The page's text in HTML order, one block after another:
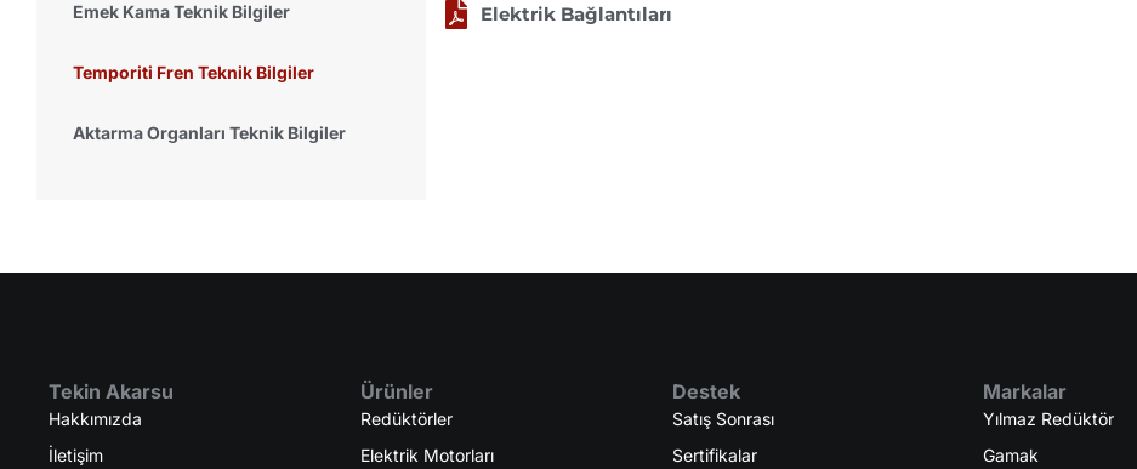
Emek Kama Teknik Bilgiler
Temporiti Fren Teknik Bilgiler
Aktarma Organları Teknik Bilgiler
Elektrik Bağlantıları
Tekin Akarsu
Hakkımızda
İletişim
Ürünler
Redüktörler
Elektrik Motorları
Destek
Satış Sonrası
Sertifikalar
Markalar
Yılmaz Redüktör
Gamak